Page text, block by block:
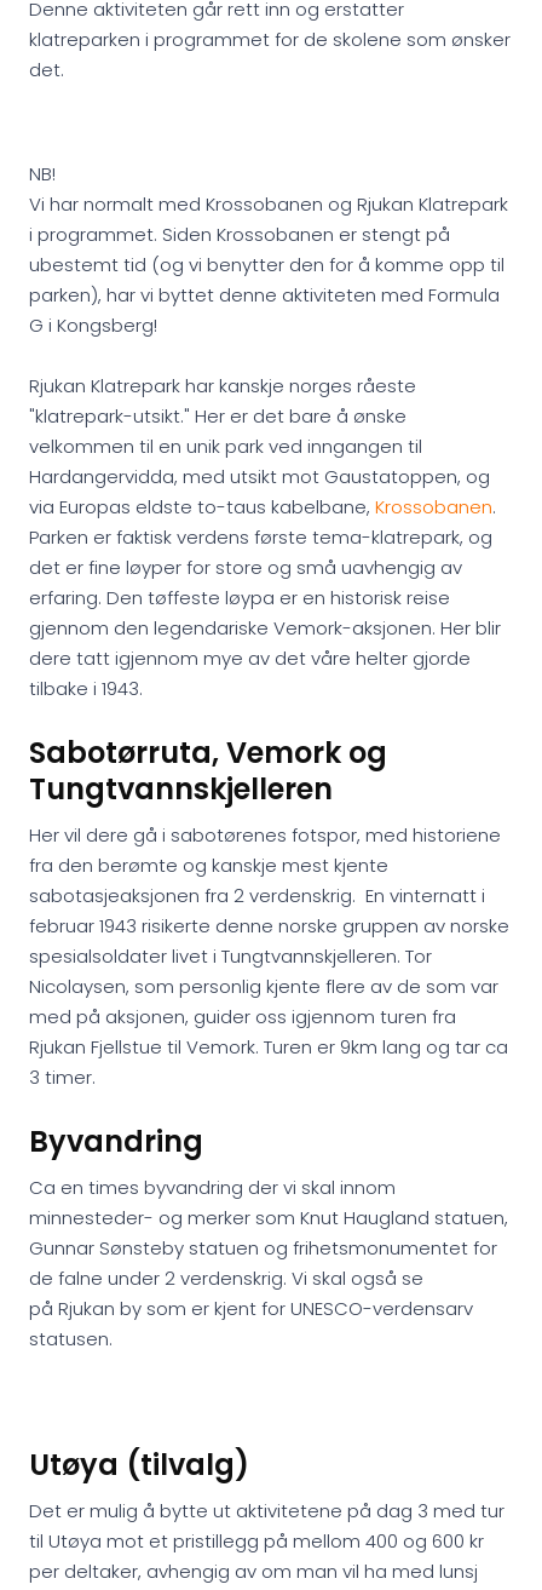
Denne aktiviteten går rett inn og erstatter
klatreparken i programmet for de skolene som ønsker
det.
NB!
Vi har normalt med Krossobanen og Rjukan Klatrepark
i programmet. Siden Krossobanen er stengt på
ubestemt tid (og vi benytter den for å komme opp til
parken), har vi byttet denne aktiviteten med Formula
G i Kongsberg!
Rjukan Klatrepark har kanskje norges råeste
"klatrepark-utsikt." Her er det bare å ønske
velkommen til en unik park ved inngangen til
Hardangervidda, med utsikt mot Gaustatoppen, og
via Europas eldste to-taus kabelbane, Krossobanen.
Parken er faktisk verdens første tema-klatrepark, og
det er fine løyper for store og små uavhengig av
erfaring. Den tøffeste løypa er en historisk reise
gjennom den legendariske Vemork-aksjonen. Her blir
dere tatt igjennom mye av det våre helter gjorde
tilbake i 1943.
Sabotørruta, Vemork og
Tungtvannskjelleren
Her vil dere gå i sabotørenes fotspor, med historiene
fra den berømte og kanskje mest kjente
sabotasjeaksjonen fra 2 verdenskrig. En vinternatt i
februar 1943 risikerte denne norske gruppen av norske
spesialsoldater livet i Tungtvannskjelleren. Tor
Nicolaysen, som personlig kjente flere av de som var
med på aksjonen, guider oss igjennom turen fra
Rjukan Fjellstue til Vemork. Turen er 9km lang og tar ca
3 timer.
Byvandring
Ca en times byvandring der vi skal innom
minnesteder- og merker som Knut Haugland statuen,
Gunnar Sønsteby statuen og frihetsmonumentet for
de falne under 2 verdenskrig. Vi skal også se
på Rjukan by som er kjent for UNESCO-verdensarv
statusen.
Utøya (tilvalg)
Det er mulig å bytte ut aktivitetene på dag 3 med tur
til Utøya mot et pristillegg på mellom 400 og 600 kr
per deltaker, avhengig av om man vil ha med lunsj